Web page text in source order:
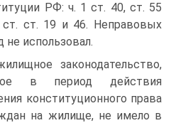
РФ: ч. 1 ст. 40, ст. 55
ст. 19 и 46. Неправовых
не использовал.
законодательство,
в период действия
конституционного права
на жилище, не имело в